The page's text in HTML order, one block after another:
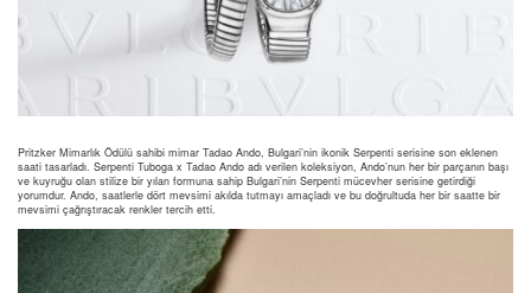
Pritzker Mimarlık Ödülü sahibi mimar Tadao Ando, Bulgari’nin ikonik Serpenti serisine son eklenen
saati tasarladı. Serpenti Tuboga x Tadao Ando adı verilen koleksiyon, Ando’nun her bir parçanın başı
ve kuyruğu olan stilize bir yılan formuna sahip Bulgari’nin Serpenti mücevher serisine getirdiği
yorumdur. Ando, saatlerle dört mevsimi akılda tutmayı amaçladı ve bu doğrultuda her bir saatte bir
mevsimi çağrıştıracak renkler tercih etti.